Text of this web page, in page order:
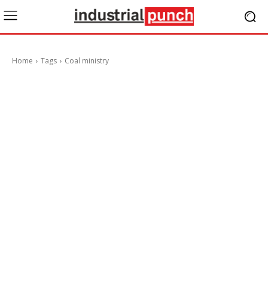
Home Tags Coal ministry